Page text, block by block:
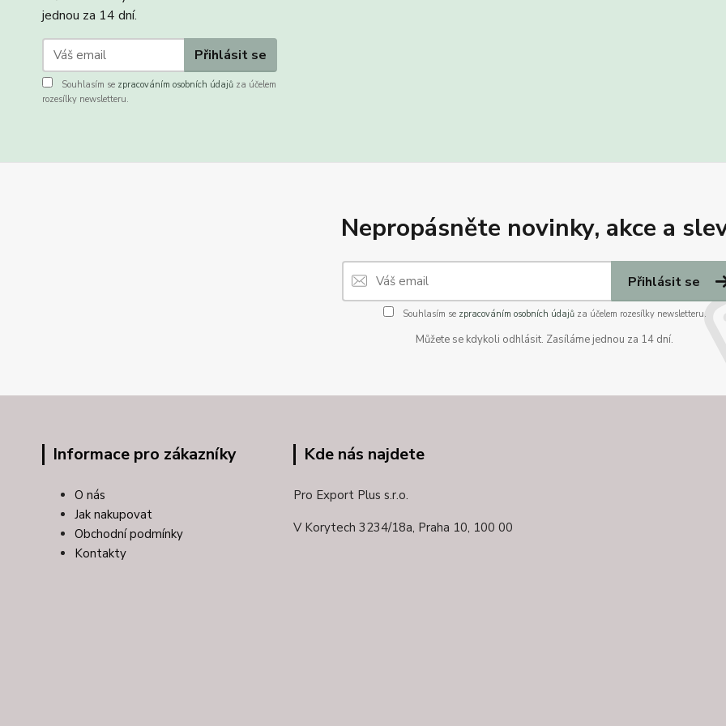
jednou za 14 dní.
Přihlásit se
Souhlasím se zpracováním osobních údajů za účelem
rozesílky newsletteru.
Nepropásněte novinky, akce a
Přihlásit se
Souhlasím se zpracováním osobních údajůza účelem rozesílky newsletteru.
Můžete se kdykoli odhlásit. Zasíláme jednou za 14 dní.
Informace pro zákazníky
O nás
Jak nakupovat
Obchodní podmínky
Kontakty
Kde nás najdete
Pro Export Plus s.r.o.
V Korytech 3234/18a, Praha 10, 100 00